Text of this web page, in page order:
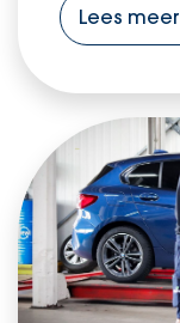
Lees meer